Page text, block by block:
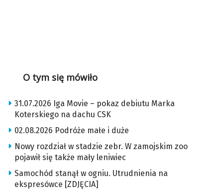
O tym się mówiło
31.07.2026 Iga Movie – pokaz debiutu Marka
Koterskiego na dachu CSK
02.08.2026 Podróże małe i duże
Nowy rozdział w stadzie zebr. W zamojskim zoo
pojawił się także mały leniwiec
Samochód stanął w ogniu. Utrudnienia na
ekspresówce [ZDJĘCIA]